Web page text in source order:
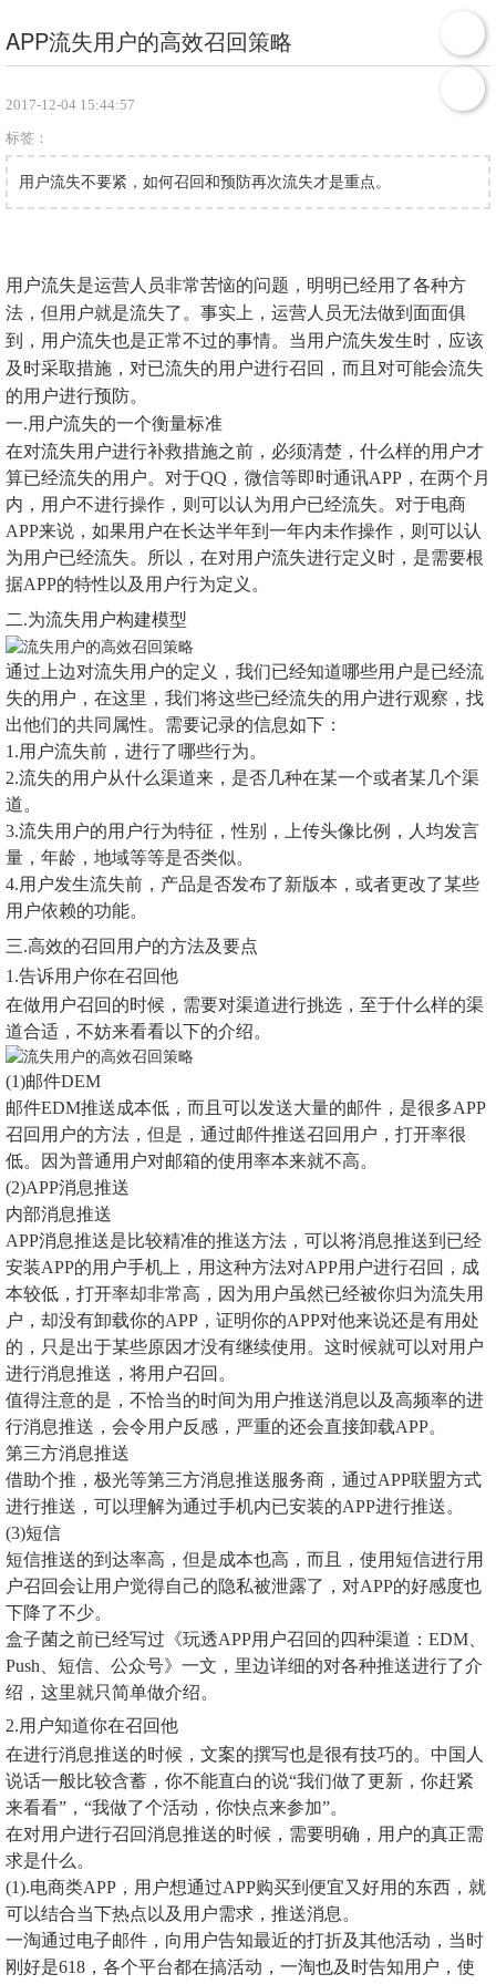
APP流失用户的高效召回策略
2017-12-04 15:44:57
标签：
用户流失不要紧，如何召回和预防再次流失才是重点。
用户流失是运营人员非常苦恼的问题，明明已经用了各种方
法，但用户就是流失了。事实上，运营人员无法做到面面俱
到，用户流失也是正常不过的事情。当用户流失发生时，应该
及时采取措施，对已流失的用户进行召回，而且对可能会流失
的用户进行预防。
一.用户流失的一个衡量标准
在对流失用户进行补救措施之前，必须清楚，什么样的用户才
算已经流失的用户。对于QQ，微信等即时通讯APP，在两个月
内，用户不进行操作，则可以认为用户已经流失。对于电商
APP来说，如果用户在长达半年到一年内未作操作，则可以认
为用户已经流失。所以，在对用户流失进行定义时，是需要根
据APP的特性以及用户行为定义。
二.为流失用户构建模型
通过上边对流失用户的定义，我们已经知道哪些用户是已经流
失的用户，在这里，我们将这些已经流失的用户进行观察，找
出他们的共同属性。需要记录的信息如下：
1.用户流失前，进行了哪些行为。
2.流失的用户从什么渠道来，是否几种在某一个或者某几个渠
道。
3.流失用户的用户行为特征，性别，上传头像比例，人均发言
量，年龄，地域等等是否类似。
4.用户发生流失前，产品是否发布了新版本，或者更改了某些
用户依赖的功能。
三.高效的召回用户的方法及要点
1.告诉用户你在召回他
在做用户召回的时候，需要对渠道进行挑选，至于什么样的渠
道合适，不妨来看看以下的介绍。
(1)邮件DEM
邮件EDM推送成本低，而且可以发送大量的邮件，是很多APP
召回用户的方法，但是，通过邮件推送召回用户，打开率很
低。因为普通用户对邮箱的使用率本来就不高。
(2)APP消息推送
内部消息推送
APP消息推送是比较精准的推送方法，可以将消息推送到已经
安装APP的用户手机上，用这种方法对APP用户进行召回，成
本较低，打开率却非常高，因为用户虽然已经被你归为流失用
户，却没有卸载你的APP，证明你的APP对他来说还是有用处
的，只是出于某些原因才没有继续使用。这时候就可以对用户
进行消息推送，将用户召回。
值得注意的是，不恰当的时间为用户推送消息以及高频率的进
行消息推送，会令用户反感，严重的还会直接卸载APP。
第三方消息推送
借助个推，极光等第三方消息推送服务商，通过APP联盟方式
进行推送，可以理解为通过手机内已安装的APP进行推送。
(3)短信
短信推送的到达率高，但是成本也高，而且，使用短信进行用
户召回会让用户觉得自己的隐私被泄露了，对APP的好感度也
下降了不少。
盒子菌之前已经写过《玩透APP用户召回的四种渠道：EDM、
Push、短信、公众号》一文，里边详细的对各种推送进行了介
绍，这里就只简单做介绍。
2.用户知道你在召回他
在进行消息推送的时候，文案的撰写也是很有技巧的。中国人
说话一般比较含蓄，你不能直白的说“我们做了更新，你赶紧
来看看”，“我做了个活动，你快点来参加”。
在对用户进行召回消息推送的时候，需要明确，用户的真正需
求是什么。
(1).电商类APP，用户想通过APP购买到便宜又好用的东西，就
可以结合当下热点以及用户需求，推送消息。
一淘通过电子邮件，向用户告知最近的打折及其他活动，当时
刚好是618，各个平台都在搞活动，一淘也及时告知用户，使